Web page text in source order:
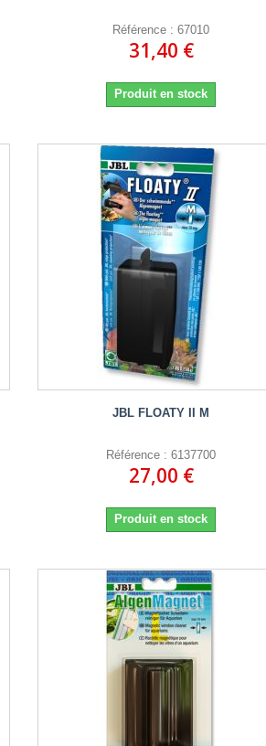
Référence : 67010
31,40 €
Produit en stock
JBL FLOATY II M
Référence : 6137700
27,00 €
Produit en stock